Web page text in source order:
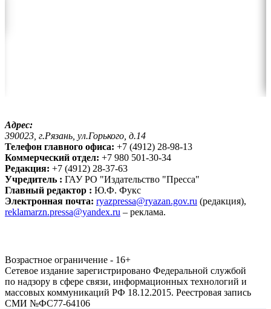
Адрес:
390023, г.Рязань, ул.Горького, д.14
Телефон главного офиса: +7 (4912) 28-98-13
Коммерческий отдел: +7 980 501-30-34
Редакция: +7 (4912) 28-37-63
Учредитель : ГАУ РО "Издательство "Пресса"
Главный редактор : Ю.Ф. Фукс
Электронная почта: ryazpressa@ryazan.gov.ru (редакция),
reklamarzn.pressa@yandex.ru – реклама.
Возрастное ограничение - 16+
Сетевое издание зарегистрировано Федеральной службой
по надзору в сфере связи, информационных технологий и
массовых коммуникаций РФ 18.12.2015. Реестровая запись
СМИ №ФС77-64106